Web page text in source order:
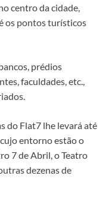
centro da cidade,
os pontos turísticos
prédios
faculdades, etc.,
do Flat7 lhe levará até
entorno estão o
7 de Abril, o Teatro
dezenas de